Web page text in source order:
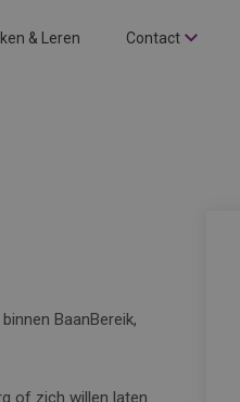
& Leren Contact
BaanBereik,
of zich willen laten